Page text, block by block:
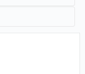
115 ft
duros